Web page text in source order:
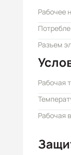
Рабочее
Разъем
Рабочая
Рабочая